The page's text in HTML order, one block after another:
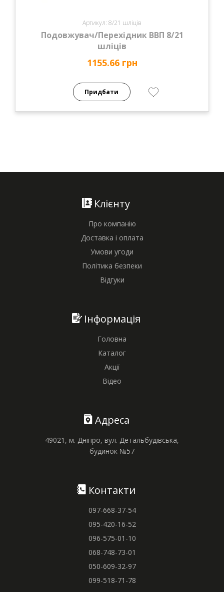
Артикул: 8/21 шліців
Подовжувач/Перехідник ВВП 8/21
шліців
1155.66 грн
Придбати
Клієнту
Про компанію
Доставка і оплата
Умови угоди
Політика безпеки
Відгуки
Інформація
Головна
Каталог
Акції
Відео
Адреса
49021, м. Дніпро, вул. Детальбудівська,
будинок №57
Контакти
097-668-37-54
095-420-16-52
096-575-01-10
068-748-73-01
050-609-32-97
099-518-71-78